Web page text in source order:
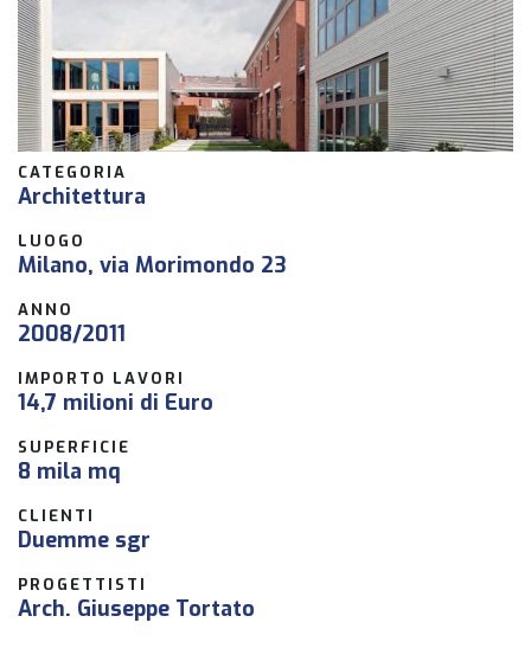
CATEGORIA
Architettura
LUOGO
Milano, via Morimondo 23
ANNO
2008/2011
IMPORTO LAVORI
14,7 milioni di Euro
SUPERFICIE
8 mila mq
CLIENTI
Duemme sgr
PROGETTISTI
Arch. Giuseppe Tortato